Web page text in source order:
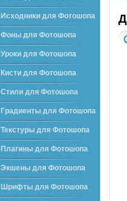
Исходники для Фотошопа
Фоны для Фотошопа
Уроки для Фотошопа
Кисти для Фотошопа
Стили для Фотошопа
Градиенты для Фотошопа
Текстуры для Фотошопа
Плагины для Фотошопа
Экшены для Фотошопа
Шрифты для Фотошопа